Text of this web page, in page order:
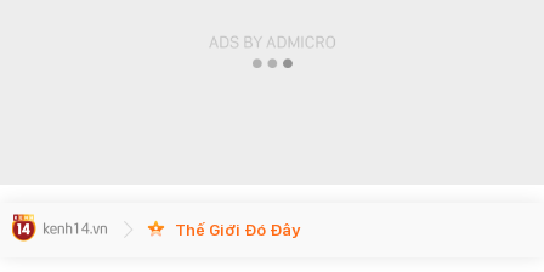
Thế Giới Đó Đây